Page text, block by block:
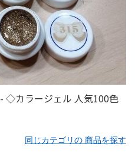
同じカテゴリの 商品を探す